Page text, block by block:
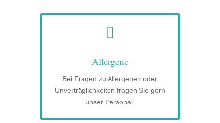

Allergene
Bei Fragen zu Allergenen oder
Unverträglichkeiten fragen Sie gern
unser Personal.